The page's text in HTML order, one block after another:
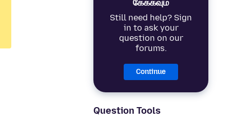
கேக்கவும்
Still need help? Sign
in to ask your
question on our
forums.
Continue
Question Tools